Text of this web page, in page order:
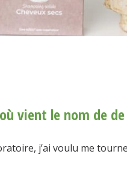
vient le nom de
j’ai voulu me